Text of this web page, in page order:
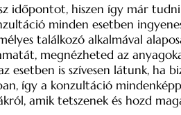
időpontot, hiszen így már
minden esetben
találkozó alkalmával
megnézheted az
esetben is szívesen látunk, ha
így a konzultáció
amik tetszenek és hozd